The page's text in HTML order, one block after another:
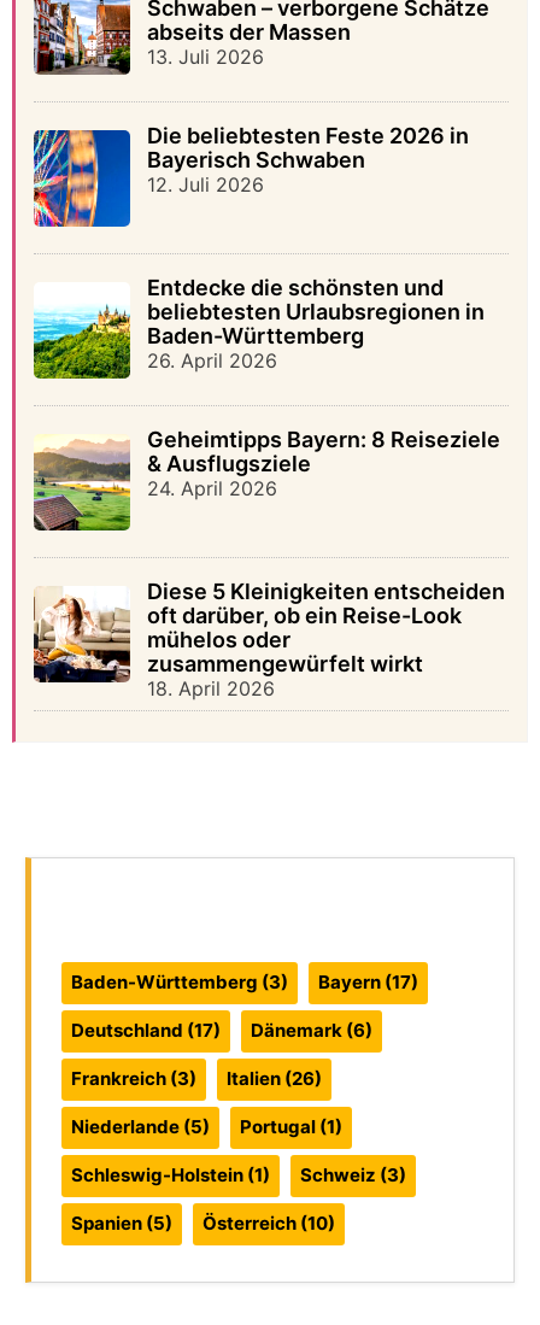
Schwaben – verborgene Schätze
abseits der Massen
13. Juli 2026
Die beliebtesten Feste 2026 in
Bayerisch Schwaben
12. Juli 2026
Entdecke die schönsten und
beliebtesten Urlaubsregionen in
Baden-Württemberg
26. April 2026
Geheimtipps Bayern: 8 Reiseziele
& Ausflugsziele
24. April 2026
Diese 5 Kleinigkeiten entscheiden
oft darüber, ob ein Reise-Look
mühelos oder
zusammengewürfelt wirkt
18. April 2026
Baden-Württemberg (3) Bayern(17)
Deutschland (17) Dänemark (6)
Frankreich(3) Italien(26)
Niederlande(5) Portugal(1)
Schleswig-Holstein(1) Schweiz (3)
Spanien(5) Österreich(10)